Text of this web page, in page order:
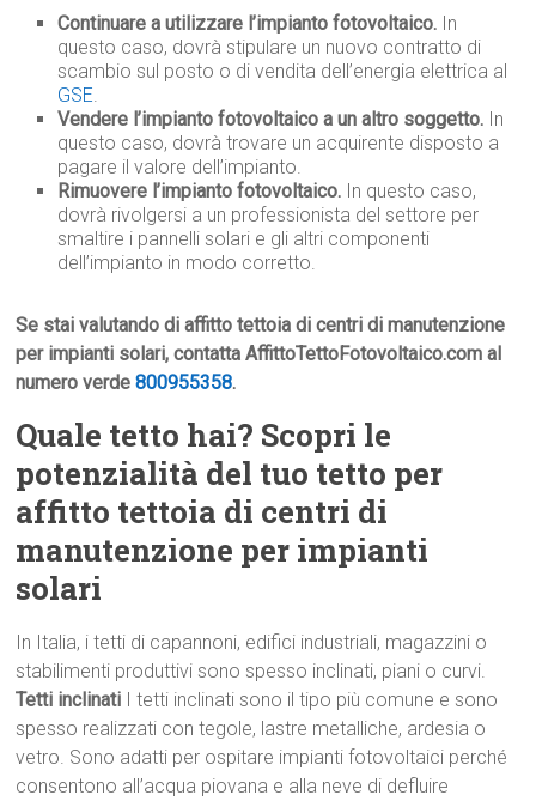
Continuare a utilizzare l’impianto fotovoltaico. In
questo caso, dovrà stipulare un nuovo contratto di
scambio sul posto o di vendita dell’energia elettrica al
GSE.
Vendere l’impianto fotovoltaico a un altro soggetto. In
questo caso, dovrà trovare un acquirente disposto a
pagare il valore dell’impianto.
Rimuovere l’impianto fotovoltaico. In questo caso,
dovrà rivolgersi a un professionista del settore per
smaltire i pannelli solari e gli altri componenti
dell’impianto in modo corretto.
Se stai valutando di affitto tettoia di centri di manutenzione
per impianti solari, contatta AffittoTettoFotovoltaico.com al
numero verde800955358.
Quale tetto hai? Scopri le
potenzialità del tuo tetto per
affitto tettoia di centri di
manutenzione per impianti
solari
In Italia, i tetti di capannoni, edifici industriali, magazzini o
stabilimenti produttivi sono spesso inclinati, piani o curvi.
Tetti inclinati I tetti inclinati sono il tipo più comune e sono
spesso realizzati con tegole, lastre metalliche, ardesia o
vetro. Sono adatti per ospitare impianti fotovoltaici perché
consentono all’acqua piovana e alla neve di defluire